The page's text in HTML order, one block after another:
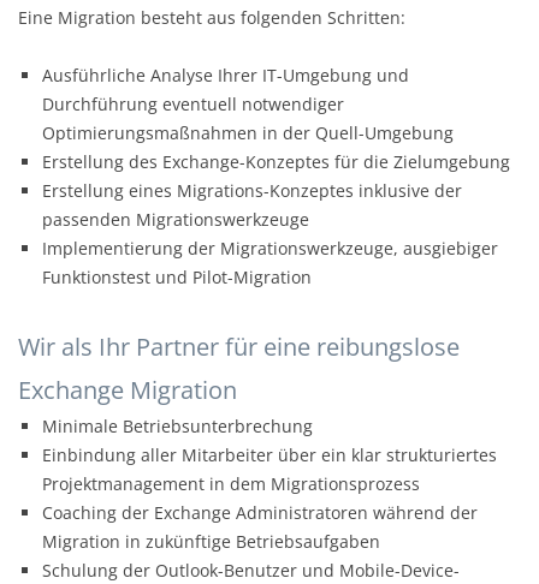
Eine Migration besteht aus folgenden Schritten:
Ausführliche Analyse Ihrer IT-Umgebung und
Durchführung eventuell notwendiger
Optimierungsmaßnahmen in der Quell-Umgebung
Erstellung des Exchange-Konzeptes für die Zielumgebung
Erstellung eines Migrations-Konzeptes inklusive der
passenden Migrationswerkzeuge
Implementierung der Migrationswerkzeuge, ausgiebiger
Funktionstest und Pilot-Migration
Wir als Ihr Partner für eine reibungslose
Exchange Migration
Minimale Betriebsunterbrechung
Einbindung aller Mitarbeiter über ein klar strukturiertes
Projektmanagement in dem Migrationsprozess
Coaching der Exchange Administratoren während der
Migration in zukünftige Betriebsaufgaben
Schulung der Outlook-Benutzer und Mobile-Device-